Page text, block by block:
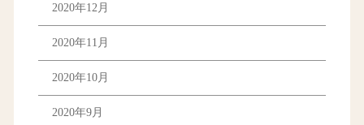
2020年12月
2020年11月
2020年10月
2020年9月